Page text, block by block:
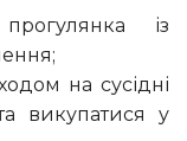
на сусідні
викупатися у